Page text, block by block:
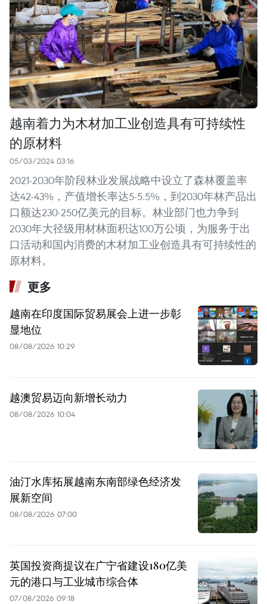
越南着力为木材加工业创造具有可持续性
的原材料
05/03/2024 03:16
2021-2030年阶段林业发展战略中设立了森林覆盖率
达42-43%，产值增长率达5-5.5%，到2030年林产品出
口额达230-250亿美元的目标。林业部门也力争到
2030年大径级用材林面积达100万公顷，为服务于出
口活动和国内消费的木材加工业创造具有可持续性的
原材料。
更多
越南在印度国际贸易展会上进一步彰
显地位
08/08/2026 10:29
越澳贸易迈向新增长动力
08/08/2026 10:04
油汀水库拓展越南东南部绿色经济发
展新空间
08/08/2026 07:00
英国投资商提议在广宁省建设180亿美
元的港口与工业城市综合体
07/08/2026 09:18